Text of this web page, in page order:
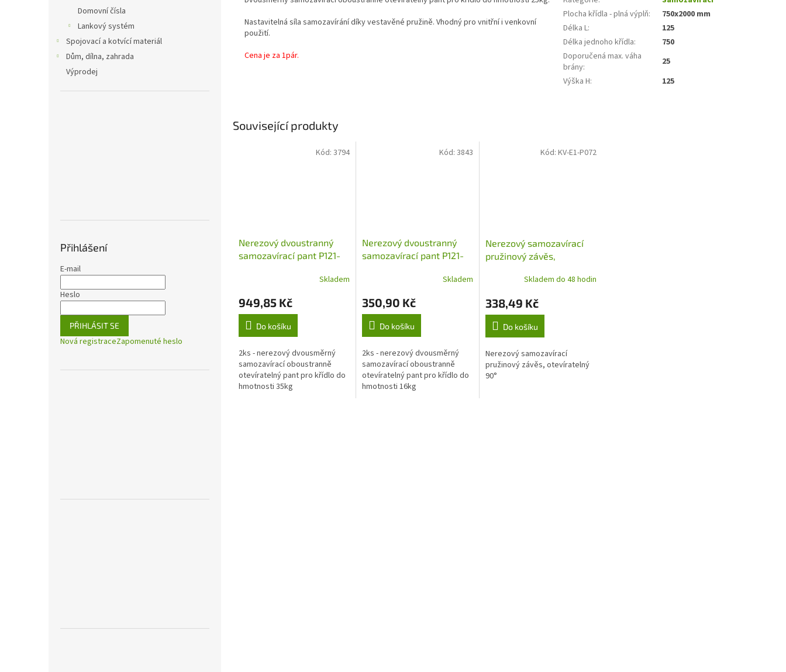
Domovní čísla
Lankový systém
Spojovací a kotvící materiál
Dům, dílna, zahrada
Výprodej
Přihlášení
E-mail
Heslo
PŘIHLÁSIT SE
Nová registraceZapomenuté heslo
Související produkty
Nerezový dvoustranný
samozavírací pant P121-
Skladem
949,85 Kč
Do košíku
2ks - nerezový dvousměrný
samozavírací oboustranně
otevíratelný pant pro křídlo do
hmotnosti 35kg
Kód: 3794
Nerezový dvoustranný
samozavírací pant P121-
Skladem
350,90 Kč
Do košíku
2ks - nerezový dvousměrný
samozavírací oboustranně
otevíratelný pant pro křídlo do
hmotnosti 16kg
Kód: 3843
Nerezový samozavírací
pružinový závěs,
Skladem do 48 hodin
338,49 Kč
Do košíku
Nerezový samozavírací
pružinový závěs, otevíratelný
90°
Kód:KV-E1-P072
Nastavitelná síla samozavírání díky vestavěné pružině. Vhodný pro vnitřní i venkovní
použití.
Cena je za 1pár.
Plocha křídla - plná výplň:
750x2000 mm
Délka L:
125
Délka jednoho křídla:
750
Doporučená max. váha
brány:
25
Výška H: 125